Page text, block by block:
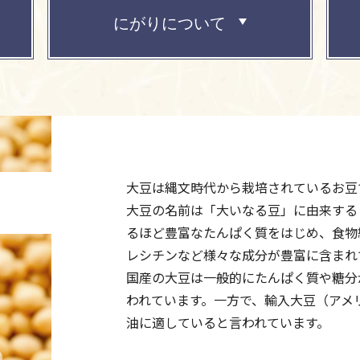
にがりについて
大豆は縄文時代から栽培されているお
大豆の名前は「大いなる豆」に由来す
るほど豊富なたんぱく質をはじめ、食
レシチンなど様々な成分が豊富に含ま
国産の大豆は一般的にたんぱく質や糖
われています。一方で、輸入大豆（ア
油に適していると言われています。